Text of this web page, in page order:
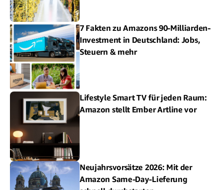
7 Fakten zu Amazons 90-Milliarden-
Investment in Deutschland: Jobs,
Steuern & mehr
Lifestyle Smart TV für jeden Raum:
Amazon stellt Ember Artline vor
Neujahrsvorsätze 2026: Mit der
Amazon Same-Day-Lieferung